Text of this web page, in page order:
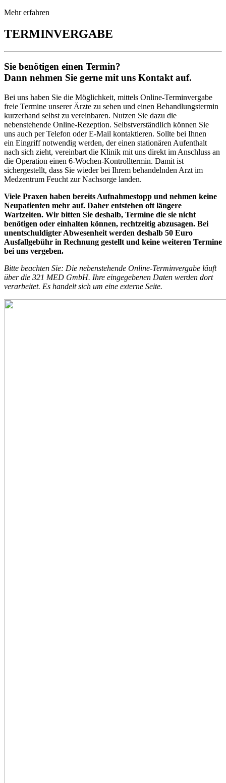
Mehr erfahren
TERMINVERGABE
Sie benötigen einen Termin?
Dann nehmen Sie gerne mit uns Kontakt auf.
Bei uns haben Sie die Möglichkeit, mittels Online-Terminvergabe
freie Termine unserer Ärzte zu sehen und einen Behandlungstermin
kurzerhand selbst zu vereinbaren. Nutzen Sie dazu die
nebenstehende Online-Rezeption. Selbstverständlich können Sie
uns auch per Telefon oder E-Mail kontaktieren. Sollte bei Ihnen
ein Eingriff notwendig werden, der einen stationären Aufenthalt
nach sich zieht, vereinbart die Klinik mit uns direkt im Anschluss an
die Operation einen 6-Wochen-Kontrolltermin. Damit ist
sichergestellt, dass Sie wieder bei Ihrem behandelnden Arzt im
Medzentrum Feucht zur Nachsorge landen.
Viele Praxen haben bereits Aufnahmestopp und nehmen keine
Neupatienten mehr auf. Daher entstehen oft längere
Wartzeiten. Wir bitten Sie deshalb, Termine die sie nicht
benötigen oder einhalten können, rechtzeitig abzusagen. Bei
unentschuldigter Abwesenheit werden deshalb 50 Euro
Ausfallgebühr in Rechnung gestellt und keine weiteren Termine
bei uns vergeben.
Bitte beachten Sie: Die nebenstehende Online-Terminvergabe läuft
über die 321 MED GmbH. Ihre eingegebenen Daten werden dort
verarbeitet. Es handelt sich um eine externe Seite.